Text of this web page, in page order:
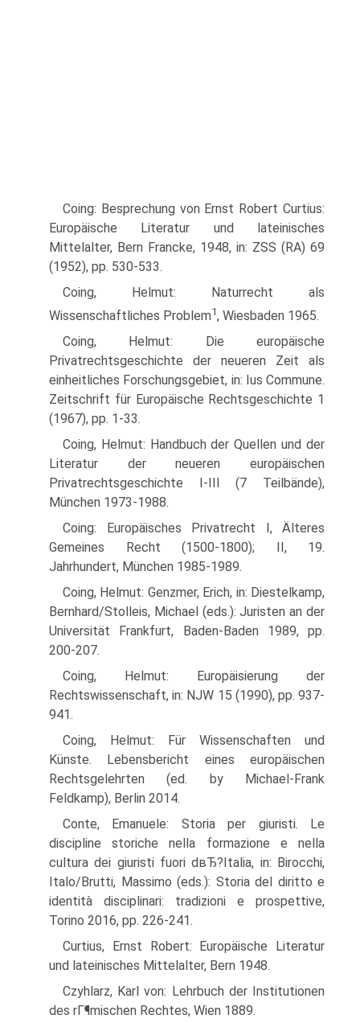
Coing: Besprechung von Ernst Robert Curtius:
Europäische Literatur und lateinisches
Mittelalter, Bern Francke, 1948, in: ZSS (RA) 69
(1952), pp. 530-533.
Coing, Helmut: Naturrecht als
Wissenschaftliches Problem1, Wiesbaden 1965.
Coing, Helmut: Die europäische
Privatrechtsgeschichte der neueren Zeit als
einheitliches Forschungsgebiet, in: Ius Commune.
Zeitschrift für Europäische Rechtsgeschichte 1
(1967), pp. 1-33.
Coing, Helmut: Handbuch der Quellen und der
Literatur der neueren europäischen
Privatrechtsgeschichte I-III (7 Teilbände),
München 1973-1988.
Coing: Europäisches Privatrecht I, Älteres
Gemeines Recht (1500-1800); II, 19.
Jahrhundert, München 1985-1989.
Coing, Helmut: Genzmer, Erich, in: Diestelkamp,
Bernhard/Stolleis, Michael (eds.): Juristen an der
Universität Frankfurt, Baden-Baden 1989, pp.
200-207.
Coing, Helmut: Europäisierung der
Rechtswissenschaft, in: NJW 15 (1990), pp. 937-
941.
Coing, Helmut: Für Wissenschaften und
Künste. Lebensbericht eines europäischen
Rechtsgelehrten (ed. by Michael-Frank
Feldkamp), Berlin 2014.
Conte, Emanuele: Storia per giuristi. Le
discipline storiche nella formazione e nella
cultura dei giuristi fuori dвЂ?Italia, in: Birocchi,
Italo/Brutti, Massimo (eds.): Storia del diritto e
identità disciplinari: tradizioni e prospettive,
Torino 2016, pp. 226-241.
Curtius, Ernst Robert: Europäische Literatur
und lateinisches Mittelalter, Bern 1948.
Czyhlarz, Karl von: Lehrbuch der Institutionen
des rГ¶mischen Rechtes, Wien 1889.